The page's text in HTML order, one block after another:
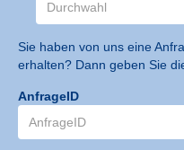
Sie haben von uns eine
erhalten? Dann geben Sie
AnfrageID